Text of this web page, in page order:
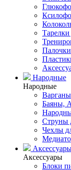
Палочки
Народные
Народные
Варганы
Баяны,
Струны
Чехлы
Аксессуары
Блоки